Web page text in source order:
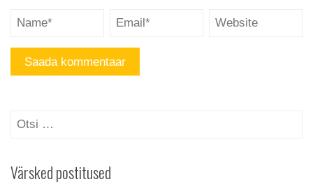
Otsi:
Värsked postitused